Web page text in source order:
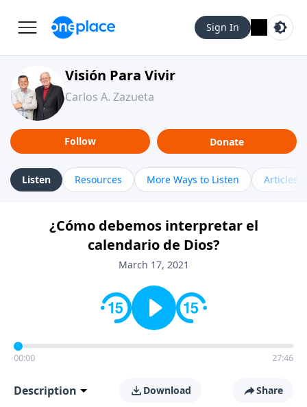
Sign In
Visión Para Vivir
Carlos A. Zazueta
Follow Donate
Listen Resources More Ways to Listen Articles
¿Cómo debemos interpretar el
calendario de Dios?
March 17, 2021
00:00 27:46
Description Download Share